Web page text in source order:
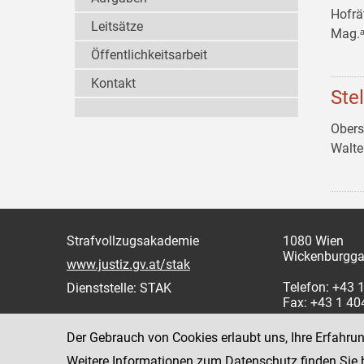
Leitsätze
Öffentlichkeitsarbeit
Kontakt
Strafvollzugsakademie
www.justiz.gv.at/stak
Dienststelle: STAK
1080 Wien
Telefon: +43
Fax: +43 1
Der Gebrauch von Cookies erlaubt uns, Ihre